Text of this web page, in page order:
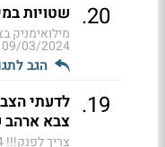
20
. שטויות
מילואימניק
09/03/2024 18:45
הגב
19
. לדעתי
צבא ארהב
צריך לפנק!!!